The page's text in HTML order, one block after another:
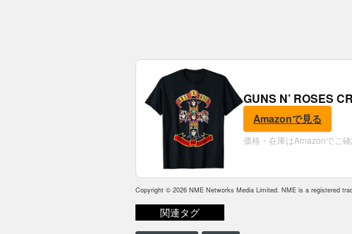
GUNS N’ ROSES
Amazonで見る
価格・在庫はAmazonでご
Copyright © 2026 NME Networks Media Limited. NME is a registered
関連タグ